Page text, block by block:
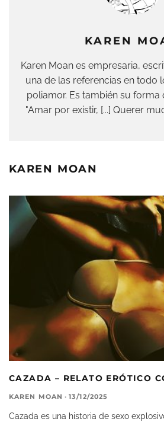
KAREN
Karen Moan es empresaria,
una de las referencias en todo
poliamor. Es también su forma
"Amar por existir, [...] Querer
KAREN MOAN
CAZADA – RELATO ERÓTICO
KAREN MOAN · 13/12/2025
Cazada es una historia de sexo